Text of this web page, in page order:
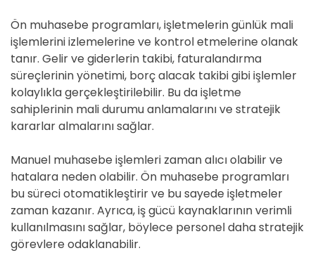
Ön muhasebe programları, işletmelerin günlük mali
işlemlerini izlemelerine ve kontrol etmelerine olanak
tanır. Gelir ve giderlerin takibi, faturalandırma
süreçlerinin yönetimi, borç alacak takibi gibi işlemler
kolaylıkla gerçekleştirilebilir. Bu da işletme
sahiplerinin mali durumu anlamalarını ve stratejik
kararlar almalarını sağlar.
Manuel muhasebe işlemleri zaman alıcı olabilir ve
hatalara neden olabilir. Ön muhasebe programları
bu süreci otomatikleştirir ve bu sayede işletmeler
zaman kazanır. Ayrıca, iş gücü kaynaklarının verimli
kullanılmasını sağlar, böylece personel daha stratejik
görevlere odaklanabilir.